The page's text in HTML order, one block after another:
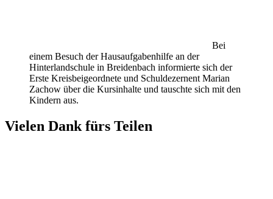
Bei
einem Besuch der Hausaufgabenhilfe an der
Hinterlandschule in Breidenbach informierte sich der
Erste Kreisbeigeordnete und Schuldezernent Marian
Zachow über die Kursinhalte und tauschte sich mit den
Kindern aus.
Vielen Dank fürs Teilen